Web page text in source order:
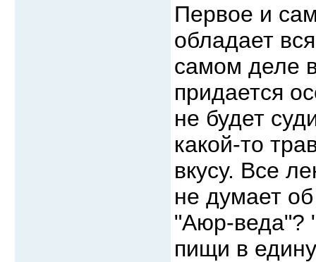
Первое и
обладает
самом деле
придается
не будет
какой-то
вкусу. Все
не думает
"Аюр-веда"?
пищи в